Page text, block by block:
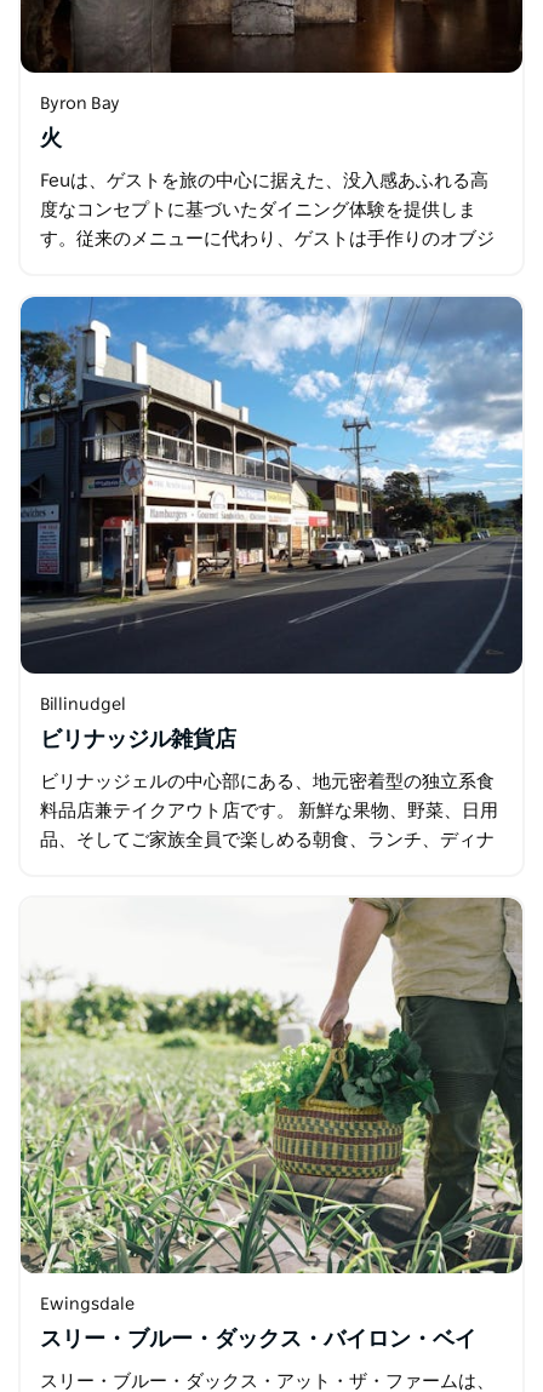
Byron Bay
火
Feuは、ゲストを旅の中心に据えた、没入感あふれる高
度なコンセプトに基づいたダイニング体験を提供しま
す。従来のメニューに代わり、ゲストは手作りのオブジ
Billinudgel
ビリナッジル雑貨店
ビリナッジェルの中心部にある、地元密着型の独立系食
料品店兼テイクアウト店です。 新鮮な果物、野菜、日用
品、そしてご家族全員で楽しめる朝食、ランチ、ディナ
Ewingsdale
スリー・ブルー・ダックス・バイロン・ベイ
スリー・ブルー・ダックス・アット・ザ・ファームは、